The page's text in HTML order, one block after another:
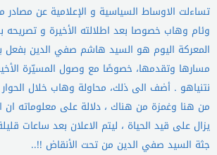
تساءلت الاوساط السياسية و الإعلامية عن مصادر
وئام وهاب خصوصا بعد اطلالته الأخيرة و
المعركة اليوم هو السيد هاشم صفي الدين بفعل
مسارها وتقدمها، خصوصًا مع وصول المسيّرة
نتنياهو . أضف الى ذلك، محاولة وهاب خلال
من هنا وغمزة من هناك ، دلالة على معلوماته ان
يزال على قيد الحياة ، ليتم الاعلان بعد ساعات
جثة السيد صفي الدين من تحت الأنقاض !!..